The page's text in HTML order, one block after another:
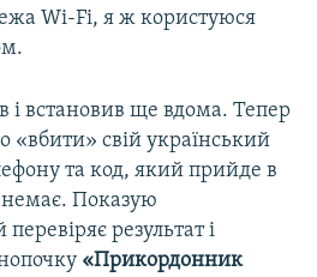
Wi-Fi, я ж користуюся
і встановив ще вдома. Тепер
«вбити» свій український
та код, який прийде в
Показую
результат і
«Прикордонник